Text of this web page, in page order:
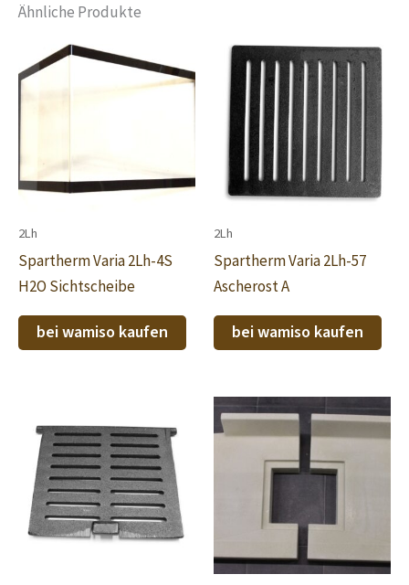
Ähnliche Produkte
2Lh
Spartherm Varia 2Lh-4S
H2O Sichtscheibe
bei wamiso kaufen
2Lh
Spartherm Varia 2Lh-57
Ascherost A
bei wamiso kaufen